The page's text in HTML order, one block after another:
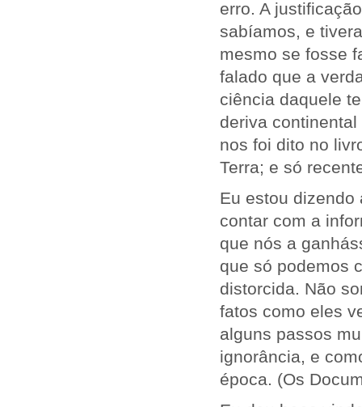
erro. A
sabíamos, e
mesmo se fosse
falado que a
ciência daquele
deriva
nos foi dito no
Terra; e só
Eu estou dizendo
contar com a
que nós a
que só podemos
distorcida. Não
fatos como eles
alguns passos
ignorância, e
época. (Os